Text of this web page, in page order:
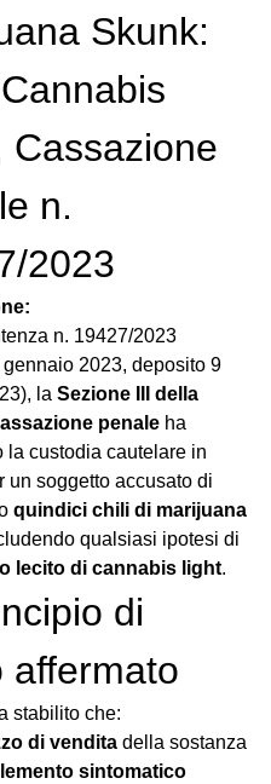
Skunk:
Cassazione
n.
2023
n. 19427/2023
2023, deposito 9
la Sezione III della
penale ha
la custodia cautelare in
un soggetto accusato di
quindici chili di marijuana
lecito di cannabis light.
di
affermato
stabilito che:
di vendita della sostanza
sintomatico